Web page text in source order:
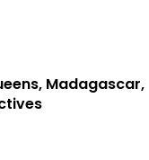
Madagascar,